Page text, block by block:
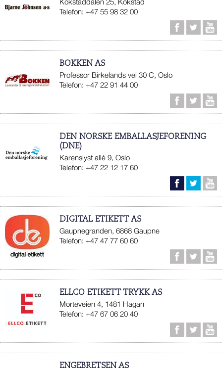
Telefon: +47 55 98 32 00
BOKKEN AS
Professor Birkelands vei 30 C, Oslo
Telefon: +47 22 91 44 00
DEN NORSKE EMBALLASJEFORENING
(DNE)
Karenslyst allé 9, Oslo
Telefon: +47 22 12 17 60
DIGITAL ETIKETT AS
Gaupnegranden, 6868 Gaupne
Telefon: +47 47 77 60 60
ELLCO ETIKETT TRYKK AS
Morteveien 4, 1481 Hagan
Telefon: +47 67 06 20 40
ENGEBRETSEN AS